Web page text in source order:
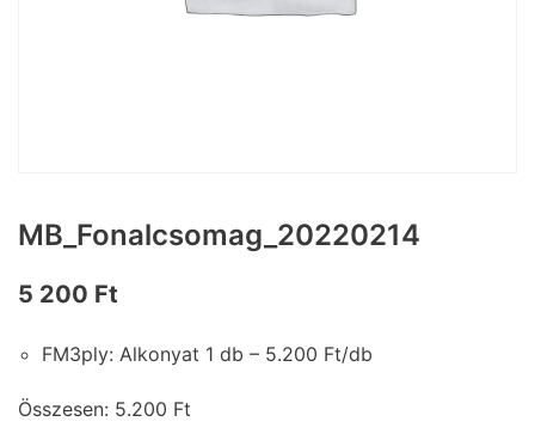
MB_Fonalcsomag_20220214
5 200 Ft
FM3ply: Alkonyat 1 db – 5.200 Ft/db
Összesen: 5.200 Ft